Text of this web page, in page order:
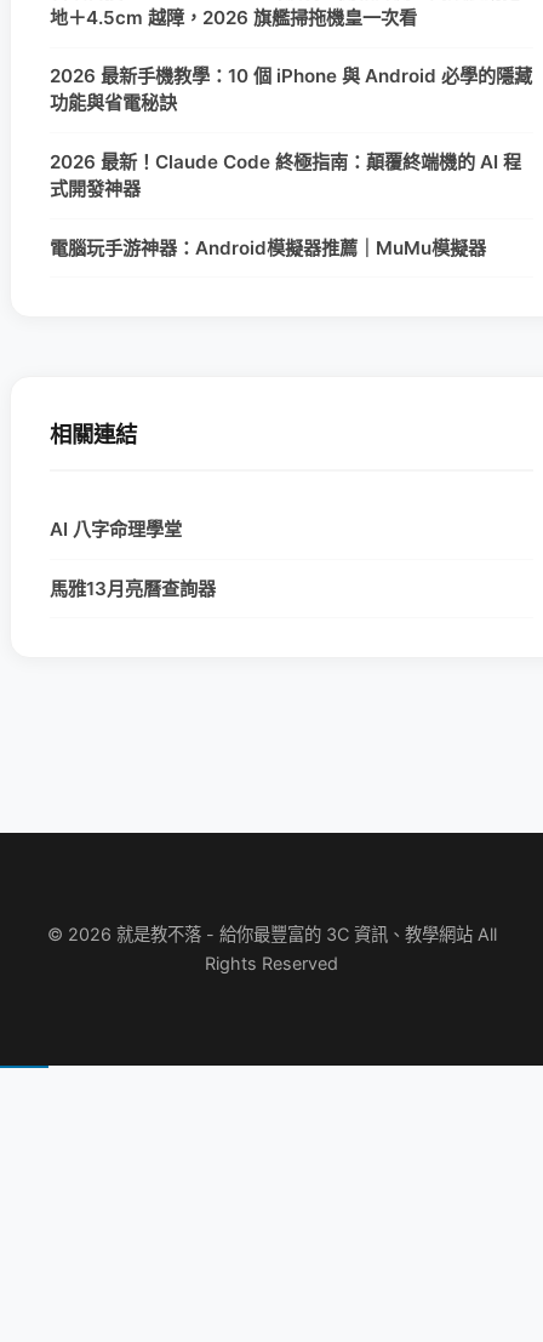
地＋4.5cm 越障，2026 旗艦掃拖機皇一次看
2026 最新手機教學：10 個 iPhone 與 Android 必學的隱藏
功能與省電秘訣
2026 最新！Claude Code 終極指南：顛覆終端機的 AI 程
式開發神器
電腦玩手游神器：Android模擬器推薦｜MuMu模擬器
相關連結
AI 八字命理學堂
馬雅13月亮曆查詢器
© 2026 就是教不落 - 給你最豐富的 3C 資訊、教學網站 All
Rights Reserved